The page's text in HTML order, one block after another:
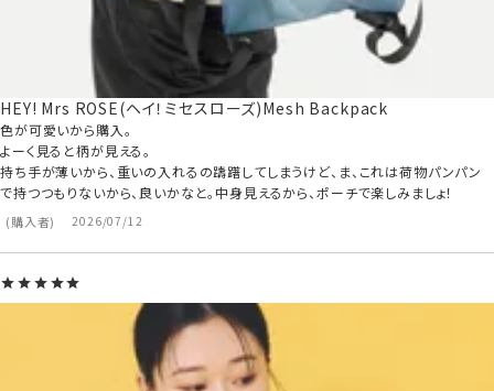
HEY! Mrs ROSE(ヘイ！ミセスローズ)Mesh Backpack
購入者 2026/07/12
色が可愛いから購入。
よーく見ると柄が見える。
持ち手が薄いから、重いの入れるの躊躇してしまうけど、ま、これは荷物パンパン
で持つつもりないから、良いかなと。中身見えるから、ポーチで楽しみましょ！